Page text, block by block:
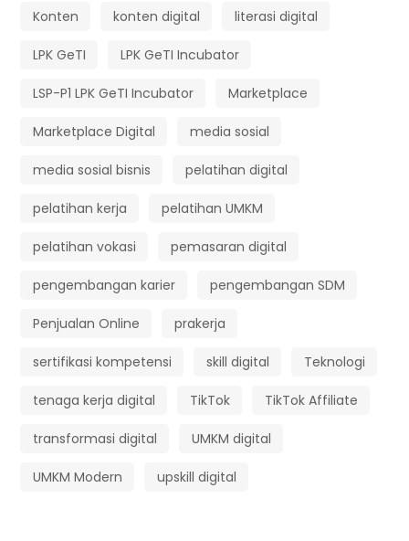
Konten konten digital literasi digital
LPK GeTI LPK GeTI Incubator
LSP-P1 LPK GeTI Incubator Marketplace
Marketplace Digital media sosial
media sosial bisnis pelatihan digital
pelatihan kerja pelatihan UMKM
pelatihan vokasi pemasaran digital
pengembangan karier pengembangan SDM
Penjualan Online prakerja
sertifikasi kompetensi skill digital Teknologi
tenaga kerja digital TikTok TikTok Affiliate
transformasi digital UMKM digital
UMKM Modern upskill digital